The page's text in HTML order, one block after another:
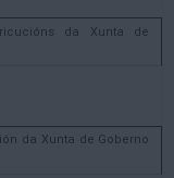
da Xunta de
da Xunta de Goberno